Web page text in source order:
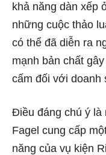
khả năng dàn xếp
những cuộc thảo
có thể đã diễn ra
mạnh bản chất
cấm đối với doanh
Điều đáng chú ý là
Fagel cung cấp
năng của vụ kiện